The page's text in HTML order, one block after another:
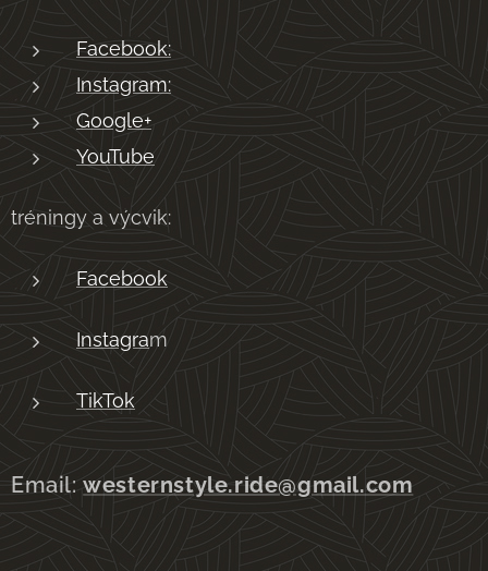
Facebook:
Instagram:
Google+
YouTube
tréningy a výcvik:
Facebook
Instagram
TikTok
Email:westernstyle.ride@gmail.com